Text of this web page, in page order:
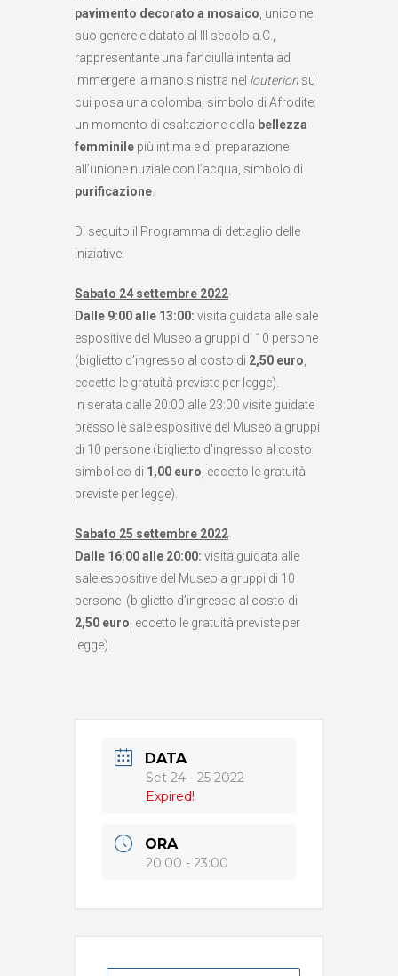
pavimento decorato a mosaico , unico nel
suo genere e datato al III secolo a.C.,
rappresentante una fanciulla intenta ad
immergere la mano sinistra nel louterion su
cui posa una colomba, simbolo di Afrodite:
un momento di esaltazione della bellezza
femminile più intima e di preparazione
all’unione nuziale con l’acqua, simbolo di
purificazione
Di seguito il Programma di dettaglio delle
iniziative:
Sabato 24 settembre 2022
Dalle 9:00 alle 13:00: visita guidata alle sale
espositive del Museo a gruppi di 10 persone
(biglietto d’ingresso al costo di 2,50 euro
eccetto le gratuità previste per legge).
In serata dalle 20:00 alle 23:00 visite guidate
presso le sale espositive del Museo a gruppi
di 10 persone (biglietto d’ingresso al costo
simbolico di 1,00 euro , eccetto le gratuità
previste per legge).
Sabato 25 settembre 2022
Dalle 16:00 alle 20:00: visita guidata alle
sale espositive del Museo a gruppi di 10
persone (biglietto d’ingresso al costo di
2,50 euro , eccetto le gratuità previste per
legge).
DATA
Set 24 - 25 2022
Expired!
ORA
20:00 - 23:00